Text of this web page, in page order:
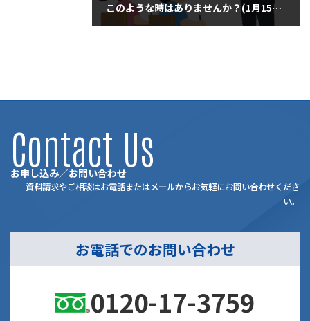
このような時はありませんか？(1月15日木曜日)
お申し込み／お問い合わせ
Contact Us
資料請求やご相談はお電話またはメールからお気軽にお問い合わせくださ
い。
お電話でのお問い合わせ
0120-17-3759